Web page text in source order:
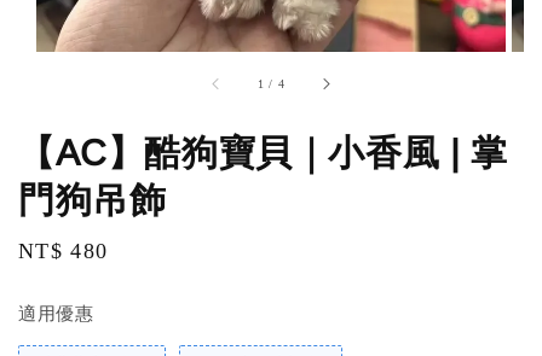
1 / 4
【AC】酷狗寶貝｜小香風 | 掌
門狗吊飾
Regular
NT$ 480
適用優惠